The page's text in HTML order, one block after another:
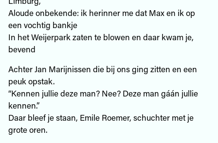
Aloude onbekende: ik herinner me dat Max en ik op
een vochtig bankje
In het Weijerpark zaten te blowen en daar kwam je,
bevend
Achter Jan Marijnissen die bij ons ging zitten en een
peuk opstak.
“Kennen jullie deze man? Nee? Deze man gáán jullie
kennen.”
Daar bleef je staan, Emile Roemer, schuchter met je
grote oren.